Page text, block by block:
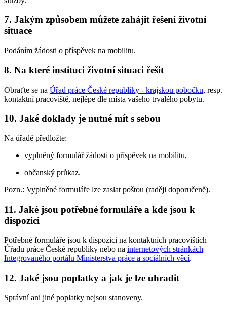
7. Jakým způsobem můžete zahájit řešení životní
situace
Podáním žádosti o příspěvek na mobilitu.
8. Na které instituci životní situaci řešit
Obraťte se na Úřad práce České republiky - krajskou pobočku, resp.
kontaktní pracoviště, nejlépe dle místa vašeho trvalého pobytu.
10. Jaké doklady je nutné mít s sebou
Na úřadě předložte:
vyplněný formulář žádosti o příspěvek na mobilitu,
občanský průkaz.
Pozn.: Vyplněné formuláře lze zaslat poštou (raději doporučeně).
11. Jaké jsou potřebné formuláře a kde jsou k
dispozici
Potřebné formuláře jsou k dispozici na kontaktních pracovištích
Úřadu práce České republiky nebo na internetových stránkách
Integrovaného portálu Ministerstva práce a sociálních věcí.
12. Jaké jsou poplatky a jak je lze uhradit
Správní ani jiné poplatky nejsou stanoveny.